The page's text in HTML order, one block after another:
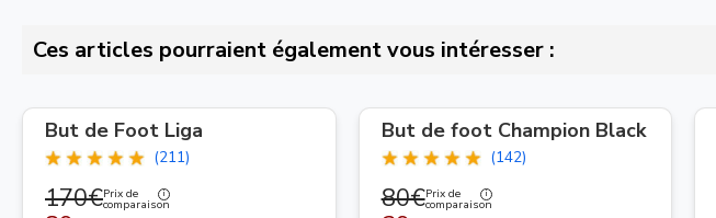
Ces articles pourraient également vous intéresser :
But de Foot Liga
(211)
170€Prix de
comparaison
But de foot Champion Black
(142)
80€Prix de
comparaison